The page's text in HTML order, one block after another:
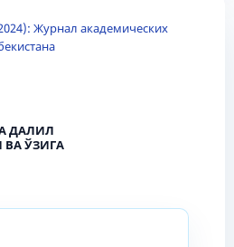
Журнал академических
ДАЛИЛ
ЎЗИГА